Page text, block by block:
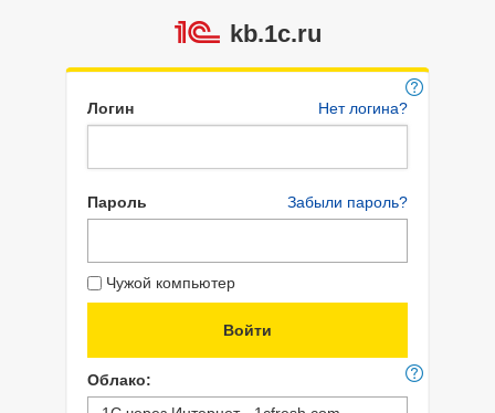
kb.1c.ru
Логин Нет логина?
Пароль Забыли пароль?
Чужой компьютер
Облако: